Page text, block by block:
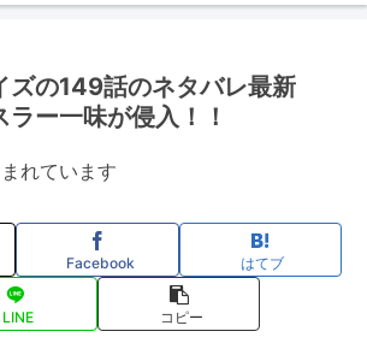
ズの149話のネタバレ最新
ー一味が侵入！！
れています
Facebook はてブ
LINE コピー